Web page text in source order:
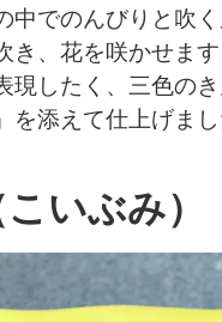
中でのんびりと吹
き、花を咲かせます
現したく、三色の
を添えて仕上げまし
いぶみ）